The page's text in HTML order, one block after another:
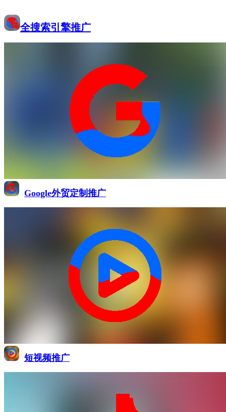
全搜索引擎推广
Google外贸定制推广
短视频推广